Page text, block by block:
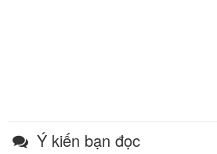
Ý kiến bạn đọc